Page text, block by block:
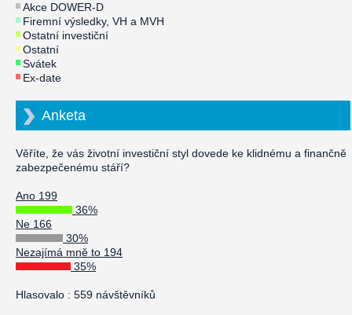
Akce DOWER-D
Firemní výsledky, VH a MVH
Ostatní investiční
Ostatní
Svátek
Ex-date
Anketa
Věříte, že vás životní investiční styl dovede ke klidnému a finančně
zabezpečenému stáří?
Ano 199
36%
Ne 166
30%
Nezajímá mně to 194
35%
Hlasovalo : 559 návštěvníků